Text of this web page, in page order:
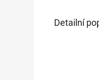
Detailní